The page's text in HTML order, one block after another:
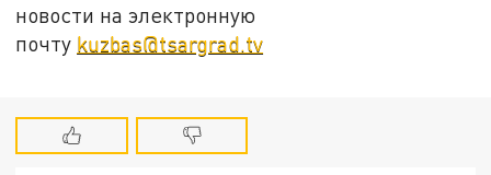
новости на электронную
почту kuzbas@tsargrad.tv